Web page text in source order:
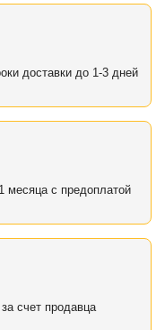
доставки до 1-3 дней
месяца с предоплатой
счет продавца